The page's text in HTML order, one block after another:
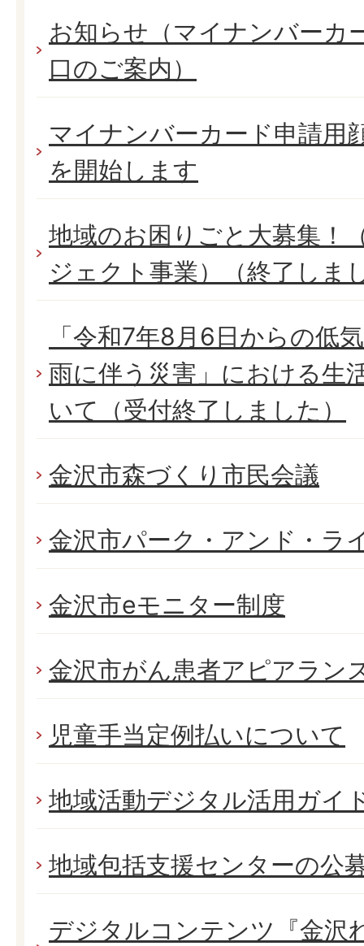
お知らせ（マイナンバーカ
口のご案内）
マイナンバーカード申請用
を開始します
地域のお困りごと大募集！
ジェクト事業）（終了しま
「令和7年8月6日からの低
雨に伴う災害」における生
いて（受付終了しました）
金沢市森づくり市民会議
金沢市パーク・アンド・ラ
金沢市eモニター制度
金沢市がん患者アピアラン
児童手当定例払いについて
地域活動デジタル活用ガイ
地域包括支援センターの公
デジタルコンテンツ『金沢